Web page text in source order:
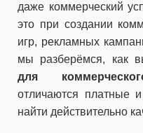
даже коммерческий
это при создании
игр, рекламных
мы разберёмся, как
для
отличаются платные
найти действительно